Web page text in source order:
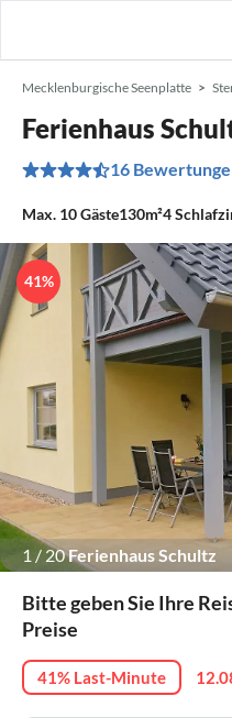
Mecklenburgische Seenplatte
Ferienhaus
16
Max. 10Gäste130m²4
1 / 20Ferienhaus Schultz
41%
Bitte geben Sie Ihre
Preise
41% Last-Minute